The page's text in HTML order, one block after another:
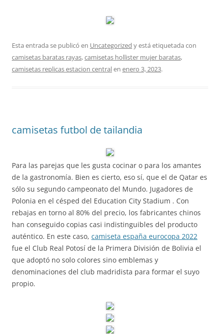
Esta entrada se publicó en Uncategorized y está etiquetada con
camisetas baratas rayas,camisetas hollister mujer baratas,
camisetas replicas estacion centralen enero 3, 2023.
camisetas futbol de tailandia
Para las parejas que les gusta cocinar o para los amantes
de la gastronomía. Bien es cierto, eso sí, que el de Qatar es
sólo su segundo campeonato del Mundo. Jugadores de
Polonia en el césped del Education City Stadium . Con
rebajas en torno al 80% del precio, los fabricantes chinos
han conseguido copias casi indistinguibles del producto
auténtico. En este caso, camiseta españa eurocopa 2022
fue el Club Real Potosí de la Primera División de Bolivia el
que adoptó no solo colores sino emblemas y
denominaciones del club madridista para formar el suyo
propio.